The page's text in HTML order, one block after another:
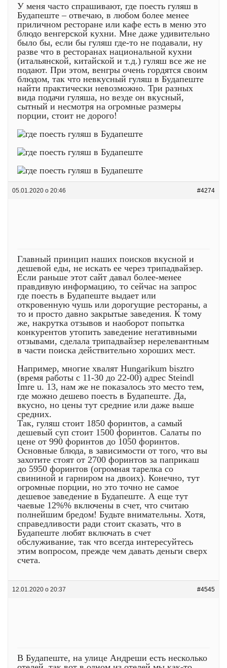
У меня часто спрашивают, где поесть гуляш в
Будапеште – отвечаю, в любом более менее
приличном ресторане или кафе есть в меню это
блюдо венгерской кухни. Мне даже удивительно
было бы, если бы гуляш где-то не подавали, ну
разве что в ресторанах национальной кухни
(итальянской, китайской и т.д.) гуляш все же не
подают. При этом, венгры очень гордятся своим
блюдом, так что невкусный гуляш в Будапеште
найти практически невозможно. Три разных
вида подачи гуляша, но везде он вкусный,
сытный и несмотря на огромные размеры
порции, стоит не дорого!
05.01.2020 о 20:46 #4274
Главный принцип наших поисков вкусной и
дешевой еды, не искать ее через трипадвайзер.
Если раньше этот сайт давал более-менее
правдивую информацию, то сейчас на запрос
где поесть в Будапеште выдает или
откровенную чушь или дорогущие рестораны, а
то и просто давно закрытые заведения. К тому
же, накрутка отзывов и наоборот попытка
конкурентов утопить заведение негативными
отзывами, сделала трипадвайзер нерелевантным
в части поиска действительно хороших мест.
Например, многие хвалят Hungarikum bisztro
(время работы с 11-30 до 22-00) адрес Steindl
Imre u. 13, нам же не показалось это место тем,
где можно дешево поесть в Будапеште. Да,
вкусно, но цены тут средние или даже выше
средних.
Так, гуляш стоит 1850 форинтов, а самый
дешевый суп стоит 1500 форинтов. Салаты по
цене от 990 форинтов до 1050 форинтов.
Основные блюда, в зависимости от того, что вы
захотите стоят от 2700 форинтов за паприкаш
до 5950 форинтов (огромная тарелка со
свининой и гарниром на двоих). Конечно, тут
огромные порции, но это точно не самое
дешевое заведение в Будапеште. А еще тут
чаевые 12%% включены в счет, что считаю
полнейшим бредом! Будьте внимательны. Хотя,
справедливости ради стоит сказать, что в
Будапеште любят включать в счет
обслуживание, так что всегда интересуйтесь
этим вопросом, прежде чем давать деньги сверх
счета.
12.01.2020 о 20:37 #4545
В Будапеште, на улице Андреши есть несколько